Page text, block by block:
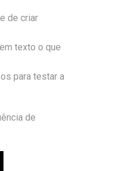
de criar
texto o que
para testar a
de